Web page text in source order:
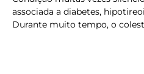
associada a diabetes,
Durante muito tempo, o